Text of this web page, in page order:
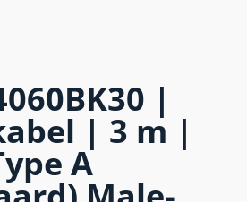
|
| 3 m |
A